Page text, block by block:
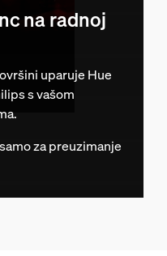
na radnoj
uparuje Hue
s vašom
za preuzimanje